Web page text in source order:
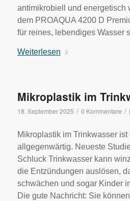
antimikrobiell und energetisch
dem PROAQUA 4200 D
für reines, lebendiges Wasser
Weiterlesen
Mikroplastik im
18. September 2025 / 0 Kommentare /
Mikroplastik im Trinkwasser
allgegenwärtig. Neueste
Schluck Trinkwasser kann
die Entzündungen auslösen,
schwächen und sogar Kinder
Die gute Nachricht: Sie